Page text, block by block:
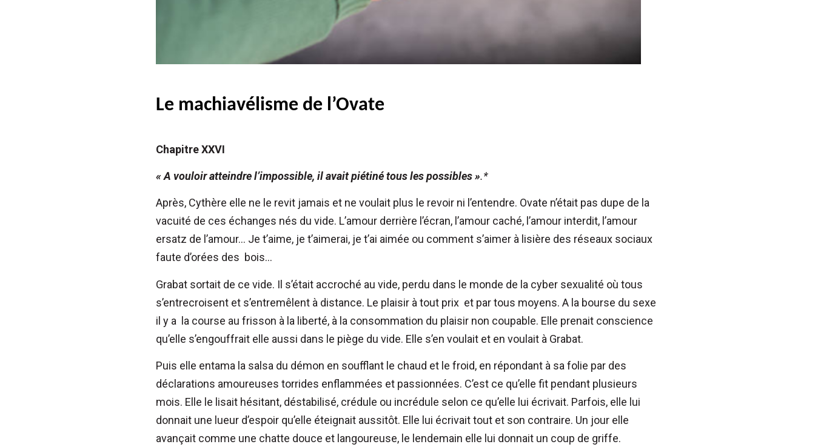
Le machiavélisme de l’Ovate
Chapitre XXVI
« A vouloir atteindre l’impossible, il avait piétiné tous les possibles ».*
Après, Cythère elle ne le revit jamais et ne voulait plus le revoir ni l’entendre. Ovate n’était pas dupe de la
vacuité de ces échanges nés du vide. L’amour derrière l’écran, l’amour caché, l’amour interdit, l’amour
ersatz de l’amour… Je t’aime, je t’aimerai, je t’ai aimée ou comment s’aimer à lisière des réseaux sociaux
faute d’orées des bois…
Grabat sortait de ce vide. Il s’était accroché au vide, perdu dans le monde de la cyber sexualité où tous
s’entrecroisent et s’entremêlent à distance. Le plaisir à tout prix et par tous moyens. A la bourse du sexe
il y a la course au frisson à la liberté, à la consommation du plaisir non coupable. Elle prenait conscience
qu’elle s’engouffrait elle aussi dans le piège du vide. Elle s’en voulait et en voulait à Grabat.
Puis elle entama la salsa du démon en soufflant le chaud et le froid, en répondant à sa folie par des
déclarations amoureuses torrides enflammées et passionnées. C’est ce qu’elle fit pendant plusieurs
mois. Elle le lisait hésitant, déstabilisé, crédule ou incrédule selon ce qu’elle lui écrivait. Parfois, elle lui
donnait une lueur d’espoir qu’elle éteignait aussitôt. Elle lui écrivait tout et son contraire. Un jour elle
avançait comme une chatte douce et langoureuse, le lendemain elle lui donnait un coup de griffe.